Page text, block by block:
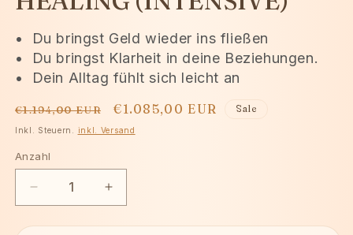
•
Du bringst Geld wieder ins fließen
•
Du bringst Klarheit in deine Beziehungen.
•
Dein Alltag fühlt sich leicht an
Normaler
Preis
€1.194,00 EUR Verkaufspreis
€1.085,00 EUR Sale
Inkl. Steuern. inkl. Versand
Anzahl
die
die